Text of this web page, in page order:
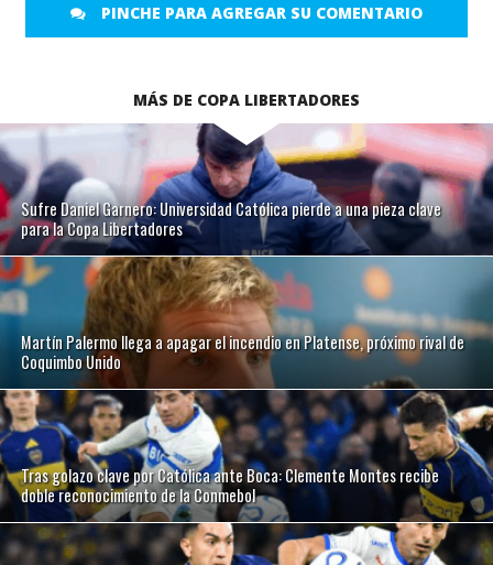
PINCHE PARA AGREGAR SU COMENTARIO
MÁS DE COPA LIBERTADORES
Sufre Daniel Garnero: Universidad Católica pierde a una pieza clave
para la Copa Libertadores
Martín Palermo llega a apagar el incendio en Platense, próximo rival de
Coquimbo Unido
Tras golazo clave por Católica ante Boca: Clemente Montes recibe
doble reconocimiento de la Conmebol